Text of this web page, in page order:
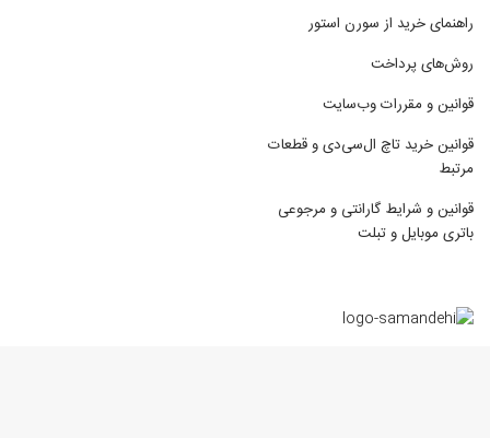
راهنمای خرید از سورن استور
روش‌های پرداخت
قوانین و مقررات وب‌سایت
قوانین خرید تاچ ال‌سی‌دی و قطعات
مرتبط
قوانین و شرایط گارانتی و مرجوعی
باتری موبایل و تبلت